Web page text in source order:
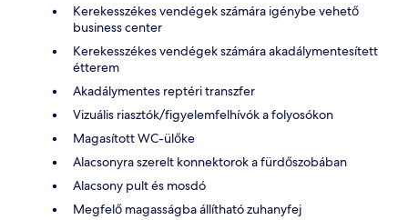
Kerekesszékes vendégek számára igénybe vehető
business center
Kerekesszékes vendégek számára akadálymentesített
étterem
Akadálymentes reptéri transzfer
Vizuális riasztók/figyelemfelhívók a folyosókon
Magasított WC-ülőke
Alacsonyra szerelt konnektorok a fürdőszobában
Alacsony pult és mosdó
Megfelő magasságba állítható zuhanyfej